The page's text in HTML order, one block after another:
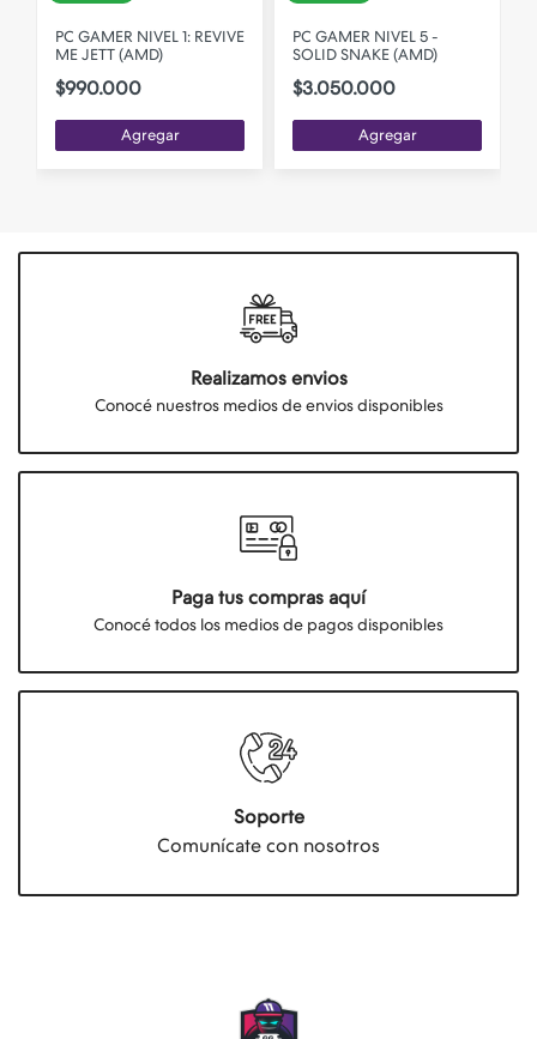
PC GAMER NIVEL 1: REVIVE
ME JETT (AMD)
$990.000
Agregar
PC GAMER NIVEL 5 -
SOLID SNAKE (AMD)
$3.050.000
Agregar
Realizamos envios
Conocé nuestros medios de envios disponibles
Paga tus compras aquí
Conocé todos los medios de pagos disponibles
Soporte
Comunícate con nosotros